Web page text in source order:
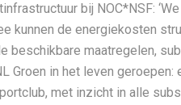
bij NOC*NSF:
kunnen de energiekosten
beschikbare maatregelen,
Groen in het leven
met inzicht in alle